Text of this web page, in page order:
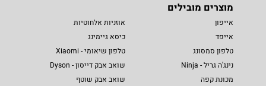
מוצרים מובילים
אייפון
אייפד
טלפון סמסונג
נינג'ה גריל - Ninja
מכונת קפה
אוזניות אלחוטיות
כיסא גיימינג
טלפון שיאומי - Xiaomi
שואב אבק דייסון - Dyson
שואב אבק שוטף